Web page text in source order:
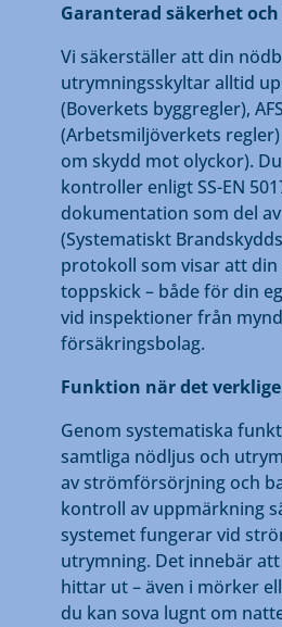
Garanterad säkerhet
Vi säkerställer att din
utrymningsskyltar alltid
(Boverkets byggregler),
(Arbetsmiljöverkets regler)
om skydd mot olyckor).
kontroller enligt SS-EN
dokumentation som del av
(Systematiskt
protokoll som visar att din
toppskick – både för din
vid inspektioner från
försäkringsbolag.
Funktion när det
Genom systematiska
samtliga nödljus och
av strömförsörjning och
kontroll av uppmärkning
systemet fungerar vid
utrymning. Det innebär
hittar ut – även i mörker
du kan sova lugnt om